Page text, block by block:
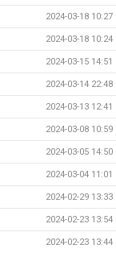
2024-03-18 10:27
2024-03-18 10:24
2024-03-15 14:51
2024-03-14 22:48
2024-03-13 12:41
2024-03-08 10:59
2024-03-05 14:50
2024-03-04 11:01
2024-02-29 13:33
2024-02-23 13:54
2024-02-23 13:44